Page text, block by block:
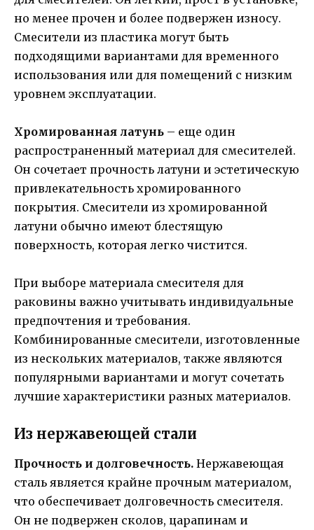
но менее прочен и более подвержен износу.
Смесители из пластика могут быть
подходящими вариантами для временного
использования или для помещений с низким
уровнем эксплуатации.
Хромированная латунь – еще один
распространенный материал для смесителей.
Он сочетает прочность латуни и эстетическую
привлекательность хромированного
покрытия. Смесители из хромированной
латуни обычно имеют блестящую
поверхность, которая легко чистится.
При выборе материала смесителя для
раковины важно учитывать индивидуальные
предпочтения и требования.
Комбинированные смесители, изготовленные
из нескольких материалов, также являются
популярными вариантами и могут сочетать
лучшие характеристики разных материалов.
Из нержавеющей стали
Прочность и долговечность. Нержавеющая
сталь является крайне прочным материалом,
что обеспечивает долговечность смесителя.
Он не подвержен сколов, царапинам и